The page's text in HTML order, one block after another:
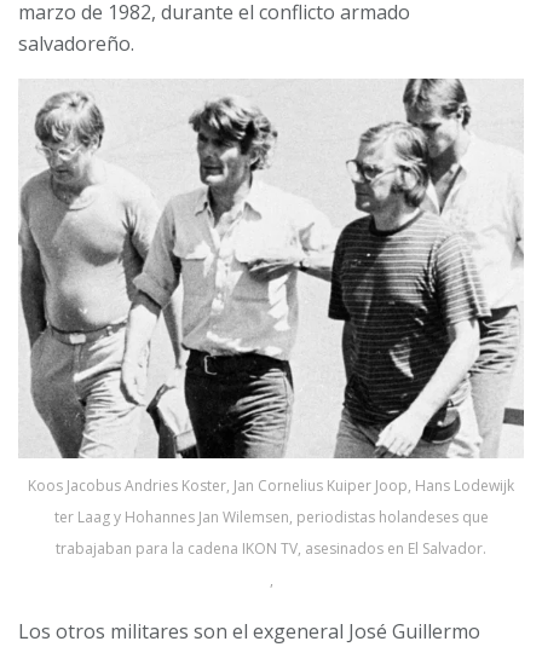
marzo de 1982, durante el conflicto armado
salvadoreño.
Koos Jacobus Andries Koster, Jan Cornelius Kuiper Joop, Hans Lodewijk
ter Laag y Hohannes Jan Wilemsen, periodistas holandeses que
trabajaban para la cadena IKON TV, asesinados en El Salvador.
,
Los otros militares son el exgeneral José Guillermo